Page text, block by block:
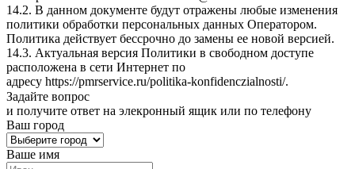
14.2. В данном документе будут отражены любые изменения
политики обработки персональных данных Оператором.
Политика действует бессрочно до замены ее новой версией.
14.3. Актуальная версия Политики в свободном доступе
расположена в сети Интернет по
адресу https://pmrservice.ru/politika-konfidenczialnosti/.
Задайте вопрос
и получите ответ на элекронный ящик или по телефону
Ваш город
Ваше имя